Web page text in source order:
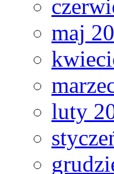
maj
luty